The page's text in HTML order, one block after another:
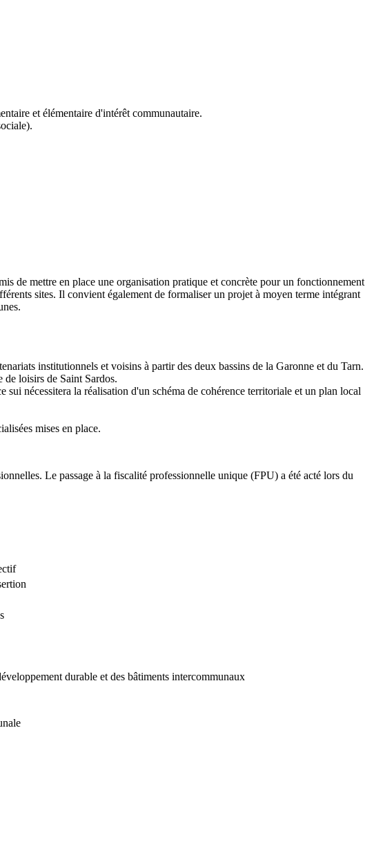
et élémentaire d'intérêt communautaire.
de mettre en place une organisation pratique et concrète pour un fonctionnement
sites. Il convient également de formaliser un projet à moyen terme intégrant
institutionnels et voisins à partir des deux bassins de la Garonne et du Tarn.
loisirs de Saint Sardos.
nécessitera la réalisation d'un schéma de cohérence territoriale et un plan local
mises en place.
Le passage à la fiscalité professionnelle unique (FPU) a été acté lors du
durable et des bâtiments intercommunaux